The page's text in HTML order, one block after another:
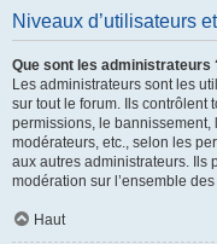
Niveaux d’utilisateurs
Que sont les administrateurs
Les administrateurs sont les
sur tout le forum. Ils contrôlent
permissions, le bannissement,
modérateurs, etc., selon les
aux autres administrateurs. Ils
modération sur l’ensemble
Haut